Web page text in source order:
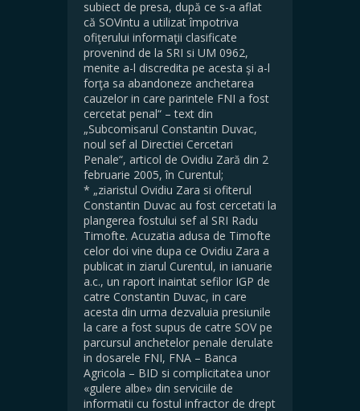
subiect de presa, după ce s-a aflat
că SOVintu a utilizat împotriva
ofiţerului informaţii clasificate
provenind de la SRI si UM 0962,
menite a-l discredita pe acesta şi a-l
forţa sa abandoneze anchetarea
cauzelor in care parintele FNI a fost
cercetat penal“ – text din
„Subcomisarul Constantin Duvac,
noul sef al Directiei Cercetari
Penale“, articol de Ovidiu Zară din 2
februarie 2005, în Curentul;
* „ziaristul Ovidiu Zara si ofiterul
Constantin Duvac au fost cercetati la
plangerea fostului sef al SRI Radu
Timofte. Acuzatia adusa de Timofte
celor doi vine dupa ce Ovidiu Zara a
publicat in ziarul Curentul, in ianuarie
a.c., un raport inaintat sefilor IGP de
catre Constantin Duvac, in care
acesta din urma dezvaluia presiunile
la care a fost supus de catre SOV pe
parcursul anchetelor penale derulate
in dosarele FNI, FNA – Banca
Agricola – BID si complicitatea unor
«gulere albe» din serviciile de
informatii cu fostul infractor de drept